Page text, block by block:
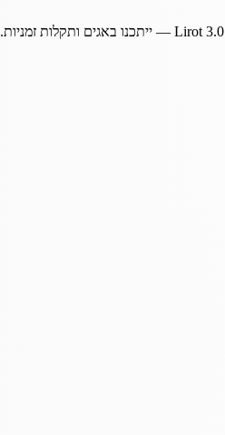
Lirot 3.0 — ייתכנו באגים ותקלות זמניות.